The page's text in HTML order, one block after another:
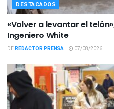
DESTACADOS
«Volver a levantar el
Ingeniero White
DEREDACTOR PRENSA 07/08/2026